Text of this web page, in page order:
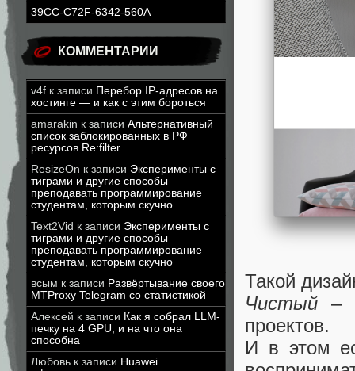
39CC-C72F-6342-560A
КОММЕНТАРИИ
v4f к записи Перебор IP-адресов на
хостинге — и как с этим бороться
amarakin к записи Альтернативный
список заблокированных в РФ
ресурсов Re:filter
ResizeOn к записи Эксперименты с
тиграми и другие способы
преподавать программирование
студентам, которым скучно
Text2Vid к записи Эксперименты с
тиграми и другие способы
преподавать программирование
студентам, которым скучно
всым к записи Развёртывание своего
MTProxy Telegram со статистикой
Алексей к записи Как я собрал LLM-
печку на 4 GPU, и на что она
способна
Любовь к записи Huawei
Такой
Чистый –
проектов.
И в этом